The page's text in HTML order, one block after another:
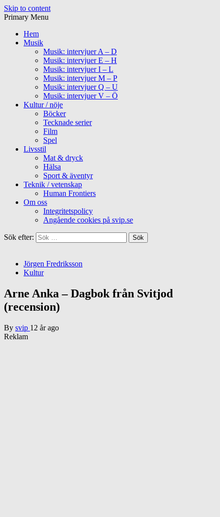
Skip to content
Primary Menu
Hem
Musik
Musik: intervjuer A – D
Musik: intervjuer E – H
Musik: intervjuer I – L
Musik: intervjuer M – P
Musik: intervjuer Q – U
Musik: intervjuer V – Ö
Kultur / nöje
Böcker
Tecknade serier
Film
Spel
Livsstil
Mat & dryck
Hälsa
Sport & äventyr
Teknik / vetenskap
Human Frontiers
Om oss
Integritetspolicy
Angående cookies på svip.se
Sök efter:
Jörgen Fredriksson
Kultur
Arne Anka – Dagbok från Svitjod
(recension)
By svip 12 år ago
Reklam